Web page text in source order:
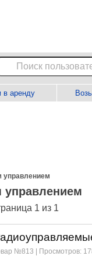
в аренду
управлением
1 из 1
№813 | Просмотров: